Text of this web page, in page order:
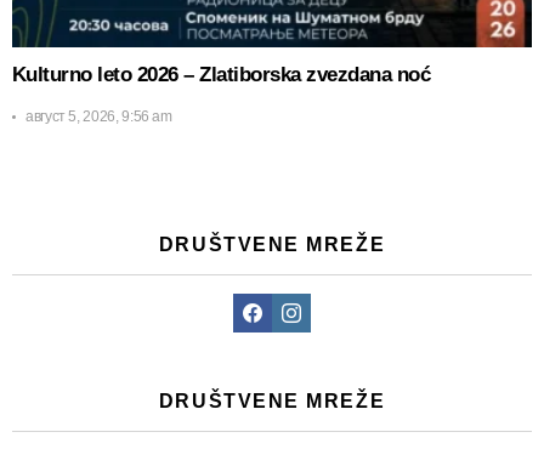
Kulturno leto 2026 – Zlatiborska zvezdana noć
август 5, 2026, 9:56 am
DRUŠTVENE MREŽE
FacebookInstagram
DRUŠTVENE MREŽE